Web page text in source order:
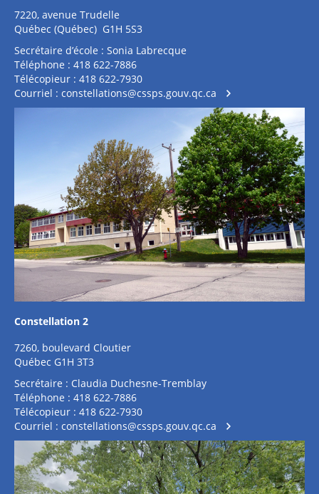
7220, avenue Trudelle
Québec (Québec) G1H 5S3
Secrétaire d’école : Sonia Labrecque
Téléphone : 418 622-7886
Télécopieur : 418 622-7930
Courriel : constellations@cssps.gouv.qc.ca
Constellation 2
7260, boulevard Cloutier
Québec G1H 3T3
Secrétaire : Claudia Duchesne-Tremblay
Téléphone : 418 622-7886
Télécopieur : 418 622-7930
Courriel : constellations@cssps.gouv.qc.ca